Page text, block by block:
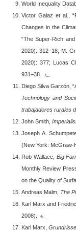
World Inequality
Victor Galaz et al.,
Changes in the
“The Super-Rich
2020): 312–18; M.
2020): 377; Lucas
931–38.
Diego Silva Garzón,
Technology and
trabajadores rurales
John Smith,
Joseph A.
(New York: McGraw-
Rob Wallace, Big
Monthly Review
on the Quality of
Andreas Malm, The
Karl Marx and
2008).
Karl Marx, Grundrisse